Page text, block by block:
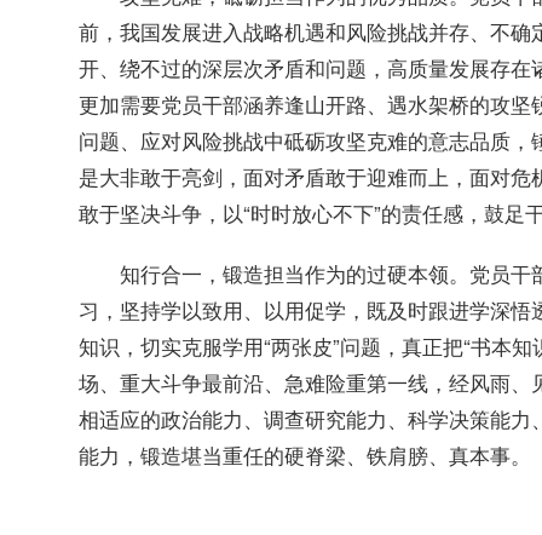
前，我国发展进入战略机遇和风险挑战并存、不
开、绕不过的深层次矛盾和问题，高质量发展存
更加需要党员干部涵养逢山开路、遇水架桥的攻
问题、应对风险挑战中砥砺攻坚克难的意志品质
是大非敢于亮剑，面对矛盾敢于迎难而上，面对
敢于坚决斗争，以“时时放心不下”的责任感，鼓
知行合一，锻造担当作为的过硬本领。 党员干
习，坚持学以致用、以用促学，既及时跟进学深
知识，切实克服学用“两张皮”问题，真正把“书本
场、重大斗争最前沿、急难险重第一线，经风雨
相适应的政治能力、调查研究能力、科学决策能
能力，锻造堪当重任的硬脊梁、铁肩膀、真本事。